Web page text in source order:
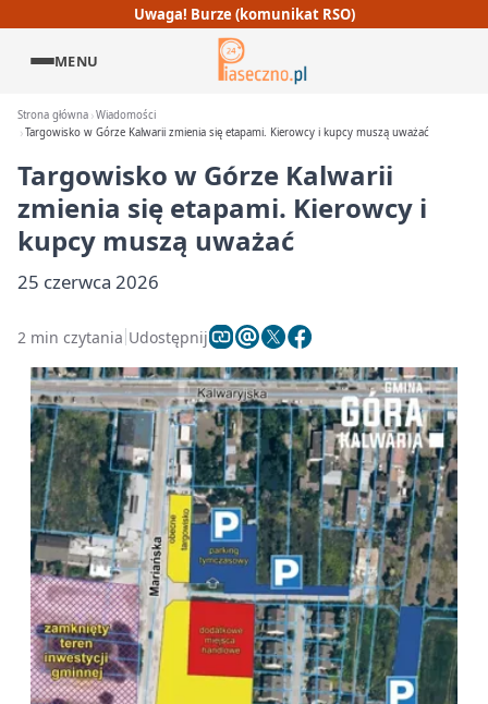
Uwaga! Burze (komunikat RSO)
MENU
Strona główna Wiadomości
Targowisko w Górze Kalwarii zmienia się etapami. Kierowcy i kupcy muszą uważać
Targowisko w Górze Kalwarii
zmienia się etapami. Kierowcy i
kupcy muszą uważać
25 czerwca 2026
2 min czytania Udostępnij